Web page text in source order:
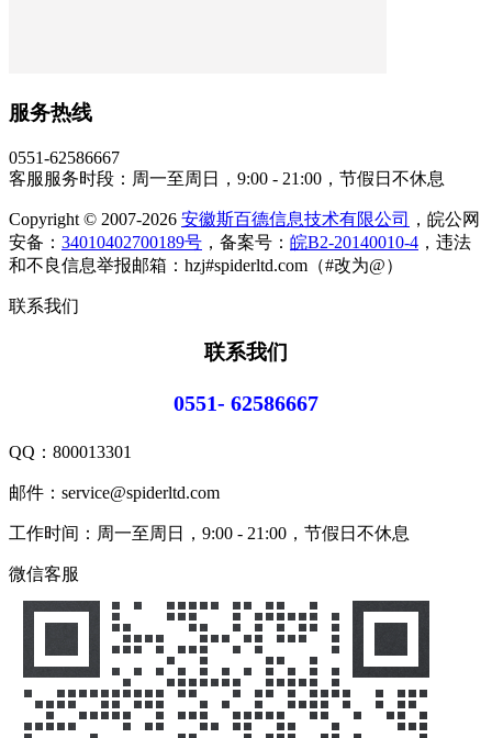
服务热线
0551-62586667
客服服务时段：周一至周日，9:00 - 21:00，节假日不休息
Copyright © 2007-2026 安徽斯百德信息技术有限公司
，皖公网
安备： 34010402700189号 ，备案号： 皖B2-20140010-4 ，违法
和不良信息举报邮箱：hzj#spiderltd.com（#改为@）
联系我们
联系我们
0551- 62586667
QQ： 800013301
邮件：service@spiderltd.com
工作时间：周一至周日，9:00 - 21:00，节假日不休息
微信客服